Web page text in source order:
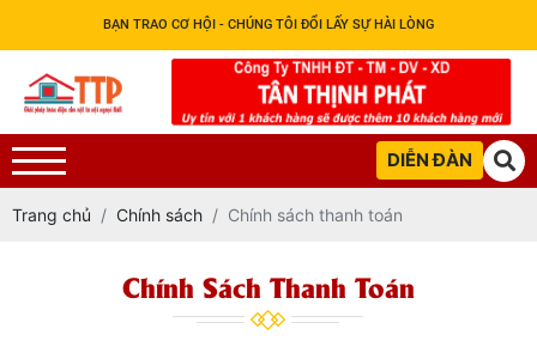
BẠN TRAO CƠ HỘI - CHÚNG TÔI ĐỔI LẤY SỰ HÀI LÒNG
DIỄN ĐÀN
Trang chủ Chính sách Chính sách thanh toán
Chính Sách Thanh Toán